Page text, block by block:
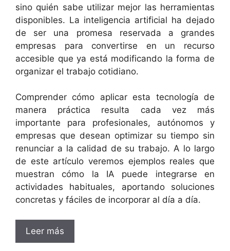
sino quién sabe utilizar mejor las herramientas
disponibles. La inteligencia artificial ha dejado
de ser una promesa reservada a grandes
empresas para convertirse en un recurso
accesible que ya está modificando la forma de
organizar el trabajo cotidiano.
Comprender cómo aplicar esta tecnología de
manera práctica resulta cada vez más
importante para profesionales, autónomos y
empresas que desean optimizar su tiempo sin
renunciar a la calidad de su trabajo. A lo largo
de este artículo veremos ejemplos reales que
muestran cómo la IA puede integrarse en
actividades habituales, aportando soluciones
concretas y fáciles de incorporar al día a día.
Leer más